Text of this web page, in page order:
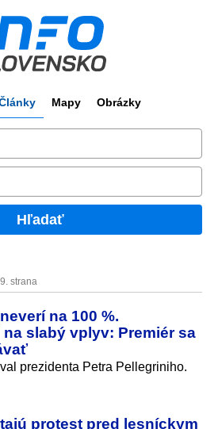
Mapy Obrázky
Hľadať
strana
na 100 %.
slabý vplyv: Premiér sa
prezidenta Petra Pellegriniho.
protest pred lesníckym